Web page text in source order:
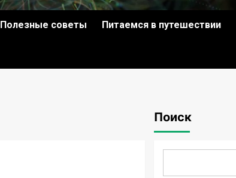
Полезные советы Питаемся в путешествии
Поиск